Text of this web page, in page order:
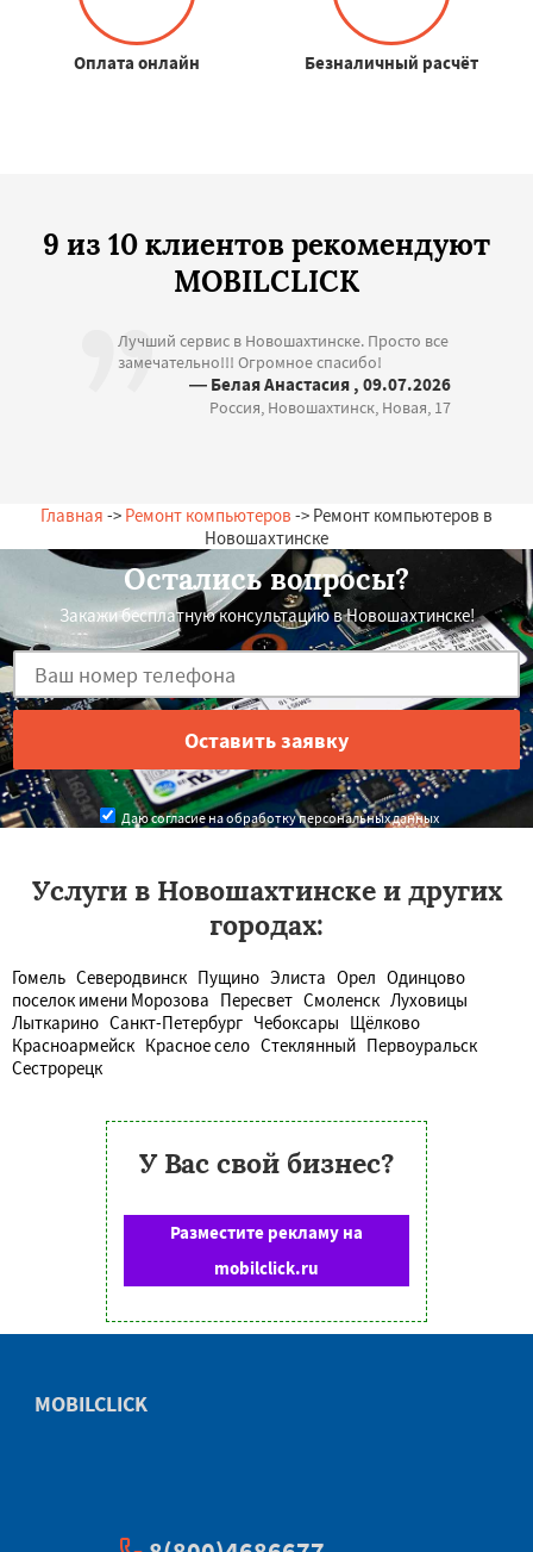
Оплата онлайн Безналичный расчёт
9 из 10 клиентов рекомендуют
MOBILCLICK
Лучший сервис в Новошахтинске. Просто все
замечательно!!! Огромное спасибо!
— Белая Анастасия , 09.07.2026
Россия, Новошахтинск, Новая, 17
Главная -> Ремонт компьютеров -> Ремонт компьютеров в
Новошахтинске
Остались вопросы?
Закажи бесплатную консультацию в Новошахтинске!
Даю согласие на обработку персональных данных
Услуги в Новошахтинске и других
городах:
Гомель Северодвинск Пущино Элиста Орел Одинцово
поселок имени Морозова Пересвет Смоленск Луховицы
Лыткарино Санкт-Петербург Чебоксары Щёлково
Красноармейск Красное село Стеклянный Первоуральск
Сестрорецк
У Вас свой бизнес?
Разместите рекламу на
mobilclick.ru
MOBILCLICK